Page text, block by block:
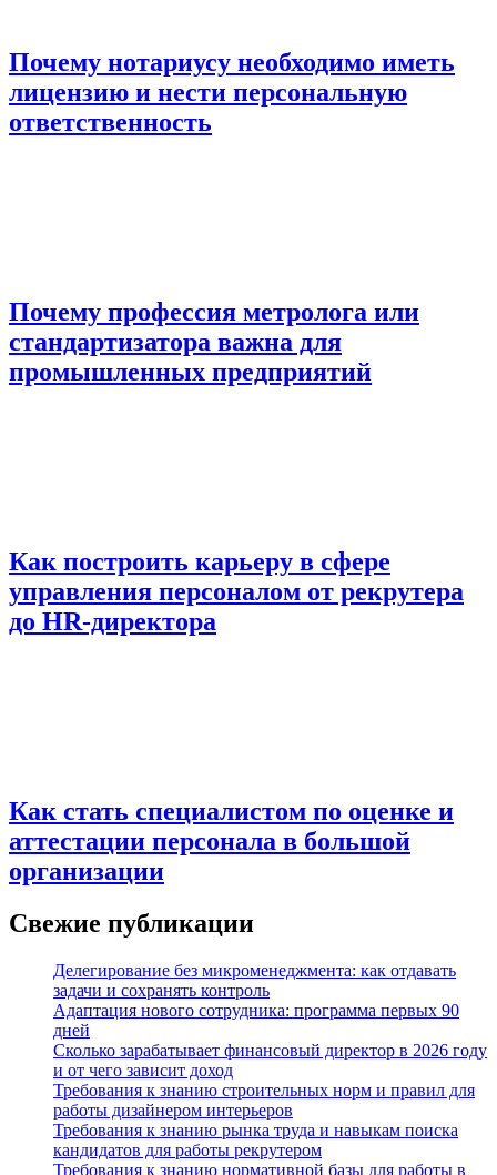
Почему нотариусу необходимо иметь
лицензию и нести персональную
ответственность
Почему профессия метролога или
стандартизатора важна для
промышленных предприятий
Как построить карьеру в сфере
управления персоналом от рекрутера
до HR-директора
Как стать специалистом по оценке и
аттестации персонала в большой
организации
Свежие публикации
Делегирование без микроменеджмента: как отдавать
задачи и сохранять контроль
Адаптация нового сотрудника: программа первых 90
дней
Сколько зарабатывает финансовый директор в 2026 году
и от чего зависит доход
Требования к знанию строительных норм и правил для
работы дизайнером интерьеров
Требования к знанию рынка труда и навыкам поиска
кандидатов для работы рекрутером
Требования к знанию нормативной базы для работы в